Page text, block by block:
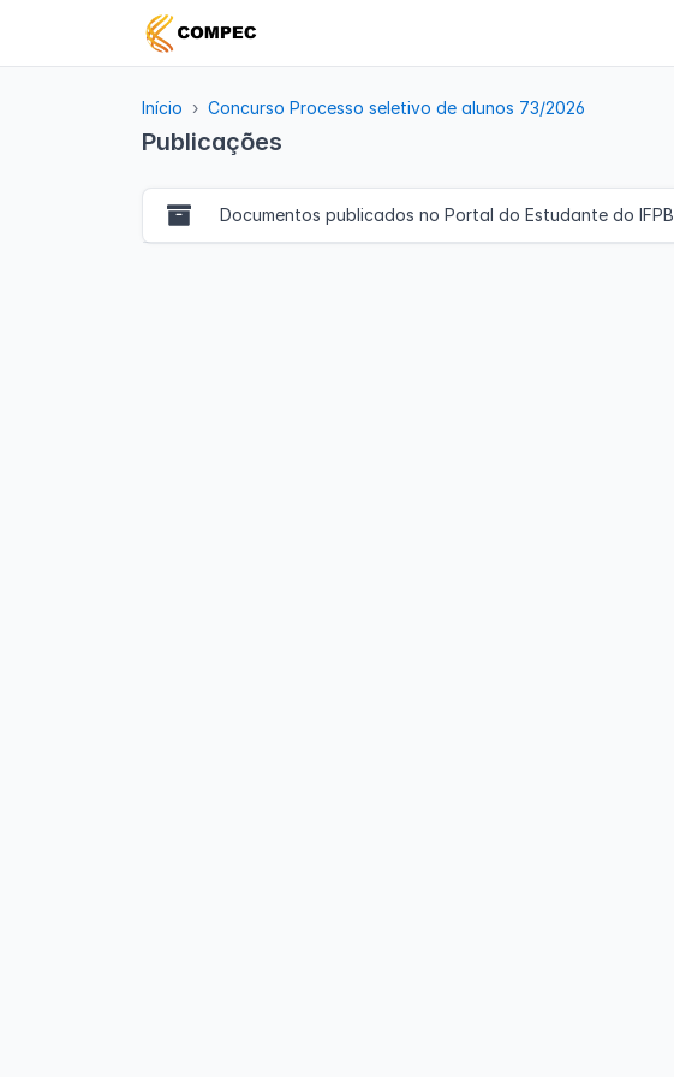
Início Concurso Processo seletivo de alunos 73/2026
Publicações
Documentos publicados no Portal do Estudante do IFPB